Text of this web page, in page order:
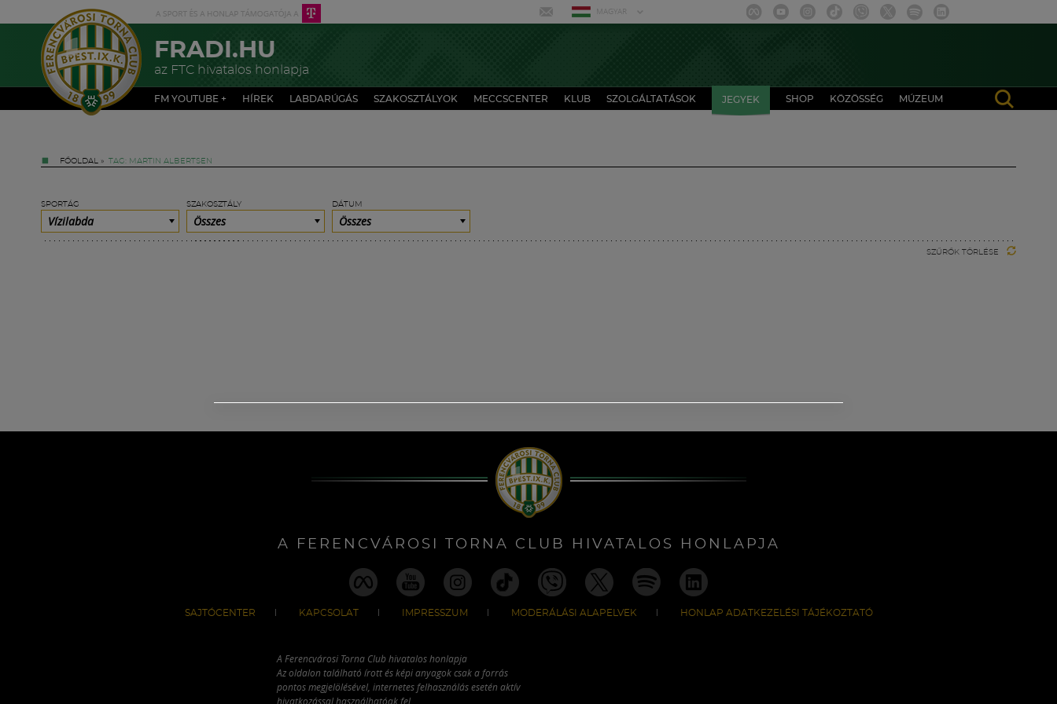
MAGYAR
FRADI.HU
az FTC hivatalos honlapja
FM YOUTUBE + HÍREK LABDARÚGÁS SZAKOSZTÁLYOK MECCSCENTER KLUB SZOLGÁLTATÁSOK JEGYEK SHOP KÖZÖSSÉG MÚZEUM
FŐOLDAL » TAG: MARTIN ALBERTSEN
SPORTÁG
Vízilabda
SZAKOSZTÁLY
Összes
DÁTUM
Összes
SZŰRŐK TÖRLÉSE
A FERENCVÁROSI TORNA CLUB HIVATALOS HONLAPJA
SAJTÓCENTER KAPCSOLAT IMPRESSZUM MODERÁLÁSI ALAPELVEK HONLAP ADATKEZELÉSI TÁJÉKOZTATÓ
A Ferencvárosi Torna Club hivatalos honlapja
Az oldalon található írott és képi anyagok csak a forrás
pontos megjelölésével, internetes felhasználás esetén aktív
hivatkozással használhatóak fel.